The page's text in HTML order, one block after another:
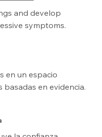
and develop
symptoms.
en un espacio
en evidencia.